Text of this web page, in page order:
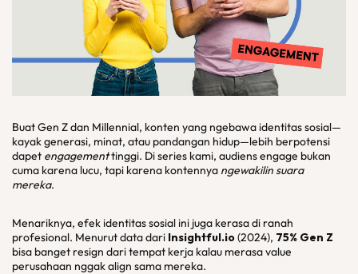
Buat Gen Z dan Millennial, konten yang ngebawa identitas sosial—
kayak generasi, minat, atau pandangan hidup—lebih berpotensi
dapet engagementtinggi. Di series kami, audiens engage bukan
cuma karena lucu, tapi karena kontennya ngewakilin suara
mereka.
Menariknya, efek identitas sosial ini juga kerasa di ranah
profesional. Menurut data dari Insightful.io(2024), 75% Gen Z
bisa banget resign dari tempat kerja kalau merasa value
perusahaan nggak align sama mereka.